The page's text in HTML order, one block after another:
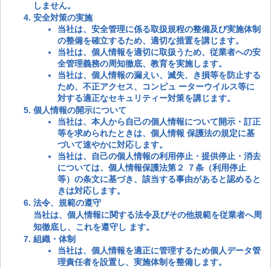
しません。
安全対策の実施
当社は、安全管理に係る取扱規程の整備及び実施体制
の整備を確立するため、適切な措置を講じます。
当社は、個人情報を適切に取扱うため、従業者への安
全管理義務の周知徹底、教育を実施します。
当社は、個人情報の漏えい、滅失、き損等を防止する
ため、不正アクセス、コンピュ ーターウイルス等に
対する適正なセキュリティー対策を講じます。
個人情報の開示について
当社は、本人から自己の個人情報について開示・訂正
等を求められたときは、個人情報 保護法の規定に基
づいて速やかに対応します。
当社は、自己の個人情報の利用停止・提供停止・消去
については、個人情報保護法第２ ７条（利用停止
等）の条文に基づき、該当する事由があると認めると
きは対応します。
法令、規範の遵守
当社は、個人情報に関する法令及びその他規範を従業者へ周
知徹底し、これを遵守し ます。
組織・体制
当社は、個人情報を適正に管理するため個人データ管
理責任者を設置し、実施体制を整備します。